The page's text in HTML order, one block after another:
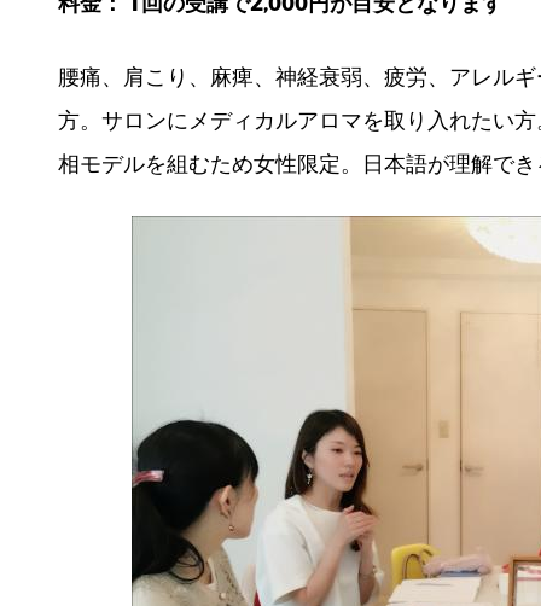
腰痛、肩こり、麻痺、神経衰弱、疲労、アレル
方。サロンにメディカルアロマを取り入れたい方
相モデルを組むため女性限定。日本語が理解でき